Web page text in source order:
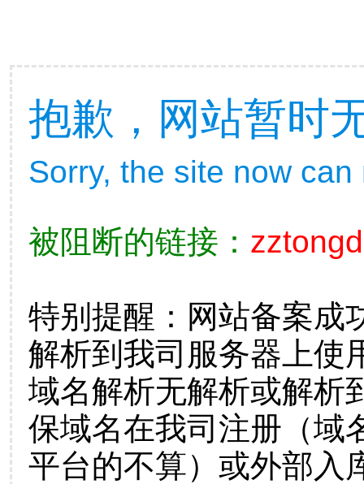
抱歉，网站暂时
Sorry, the site now
被阻断的链接：
特别提醒：网站备案成
解析到我司服务器上使
域名解析无解析或解析
保域名在我司注册（域
平台的不算）或外部入